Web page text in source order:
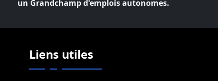
un Grandchamp d'emplois autonomes.
Liens utiles